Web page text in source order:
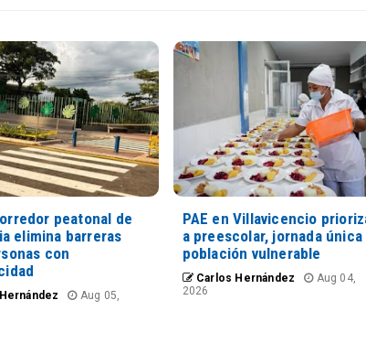
peatonal de
elimina barreras
con
Aug 05,
PAE en Villavicencio
a preescolar, jornada única
población vulnerable
Carlos Hernández
Aug 04,
2026